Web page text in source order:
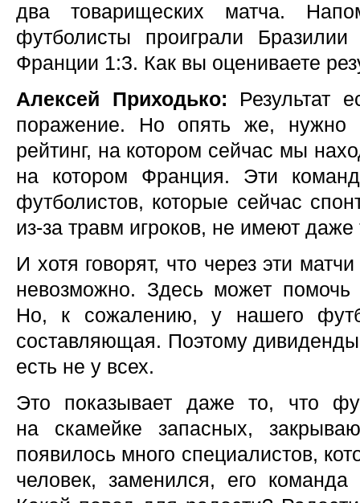
два товарищеских матча.
футболисты проиграли
Франции 1:3. Как вы оцениваете
Алексей Приходько: Результат
поражение. Но опять же, нужно
рейтинг, на котором сейчас мы
на котором Франция. Эти
футболистов, которые сейчас
из-за травм игроков, не имеют даже
И хотя говорят, что через эти
невозможно. Здесь может помочь
Но, к сожалению, у нашего
составляющая. Поэтому
есть не у всех.
Это показывает даже то, что
на скамейке запасных,
появилось много специалистов,
человек, заменился, его команда